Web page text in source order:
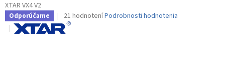
XTAR VX4 V2
Odporúčame
Priemerné
hodnotenie
produktu
21 hodnoteníPodrobnosti hodnotenia